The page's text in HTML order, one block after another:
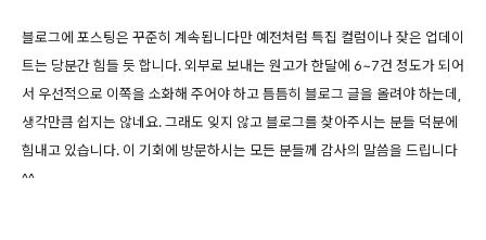
블로그에 포스팅은 꾸준히 계속됩니다만 예전처럼 특집 컬럼이나 잦은 업데이
트는 당분간 힘들 듯 합니다. 외부로 보내는 원고가 한달에 6~7건 정도가 되어
서 우선적으로 이쪽을 소화해 주어야 하고 틈틈히 블로그 글을 올려야 하는데,
생각만큼 쉽지는 않네요. 그래도 잊지 않고 블로그를 찾아주시는 분들 덕분에
힘내고 있습니다. 이 기회에 방문하시는 모든 분들께 감사의 말씀을 드립니다
^^